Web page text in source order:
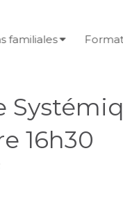
familiales
16h30